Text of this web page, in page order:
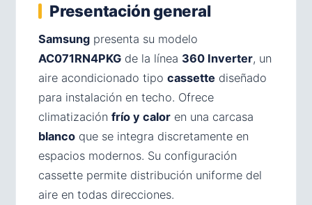
Presentación general
Samsung presenta su modelo
AC071RN4PKG de la línea 360 Inverter, un
aire acondicionado tipo cassette diseñado
para instalación en techo. Ofrece
climatización frío y calor en una carcasa
blanco que se integra discretamente en
espacios modernos. Su configuración
cassette permite distribución uniforme del
aire en todas direcciones.